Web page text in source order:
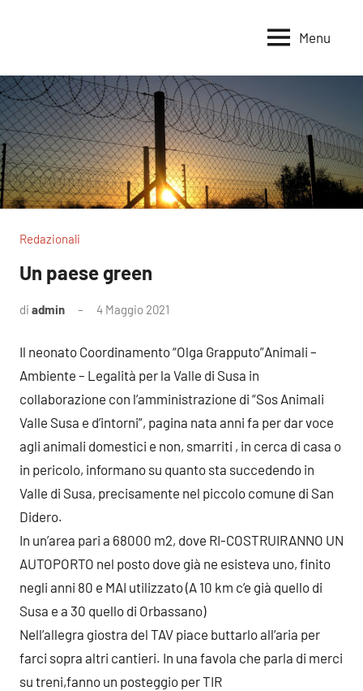
per
la
Terra
per
la
Sovranità
Alimentare
Menu
Redazionali
Un paese green
di admin 4 Maggio 2021
Il neonato Coordinamento “Olga Grapputo”Animali –
Ambiente – Legalità per la Valle di Susa in
collaborazione con l’amministrazione di “Sos Animali
Valle Susa e d’intorni”, pagina nata anni fa per dar voce
agli animali domestici e non, smarriti , in cerca di casa o
in pericolo, informano su quanto sta succedendo in
Valle di Susa, precisamente nel piccolo comune di San
Didero.
In un’area pari a 68000 m2, dove RI-COSTRUIRANNO UN
AUTOPORTO nel posto dove già ne esisteva uno, finito
negli anni 80 e MAI utilizzato (A 10 km c’e già quello di
Susa e a 30 quello di Orbassano)
Nell’allegra giostra del TAV piace buttarlo all’aria per
farci sopra altri cantieri. In una favola che parla di merci
su treni,fanno un posteggio per TIR